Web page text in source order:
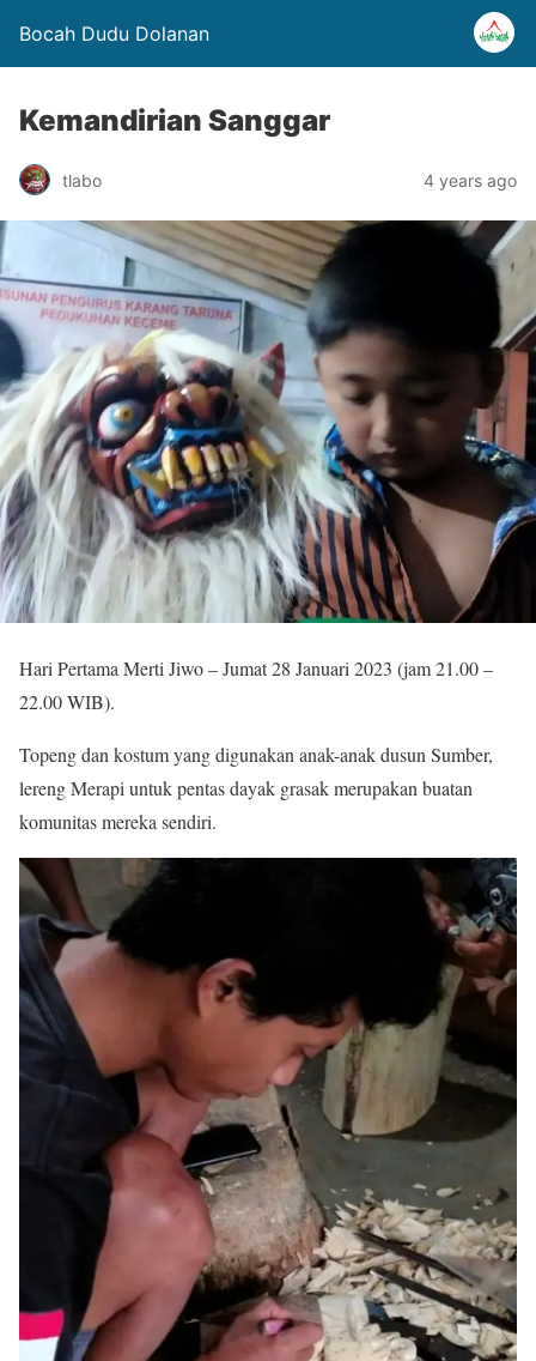
Bocah Dudu Dolanan
Kemandirian Sanggar
tlabo 4 years ago
Hari Pertama Merti Jiwo – Jumat 28 Januari 2023 (jam 21.00 –
22.00 WIB).
Topeng dan kostum yang digunakan anak-anak dusun Sumber,
lereng Merapi untuk pentas dayak grasak merupakan buatan
komunitas mereka sendiri.